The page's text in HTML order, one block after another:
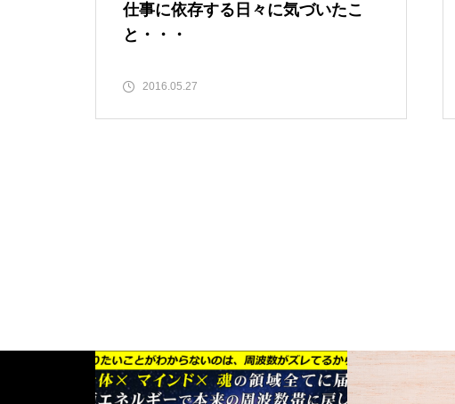
仕事に依存する日々に気づいたこ
と・・・
2016.05.27